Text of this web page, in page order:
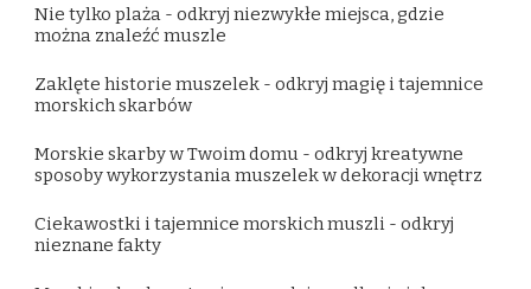
Nie tylko plaża - odkryj niezwykłe miejsca, gdzie
można znaleźć muszle
Zaklęte historie muszelek - odkryj magię i tajemnice
morskich skarbów
Morskie skarby w Twoim domu - odkryj kreatywne
sposoby wykorzystania muszelek w dekoracji wnętrz
Ciekawostki i tajemnice morskich muszli - odkryj
nieznane fakty